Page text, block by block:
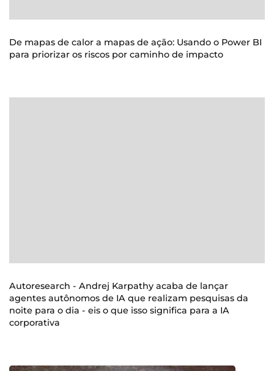
De mapas de calor a mapas de ação: Usando o Power BI
para priorizar os riscos por caminho de impacto
Autoresearch - Andrej Karpathy acaba de lançar
agentes autônomos de IA que realizam pesquisas da
noite para o dia - eis o que isso significa para a IA
corporativa